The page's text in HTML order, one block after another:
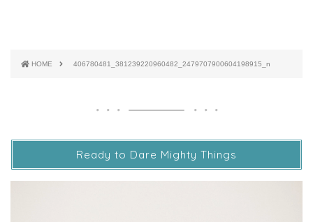
HOME 406780481_381239220960482_2479707900604198915_n
Ready to Dare Mighty Things